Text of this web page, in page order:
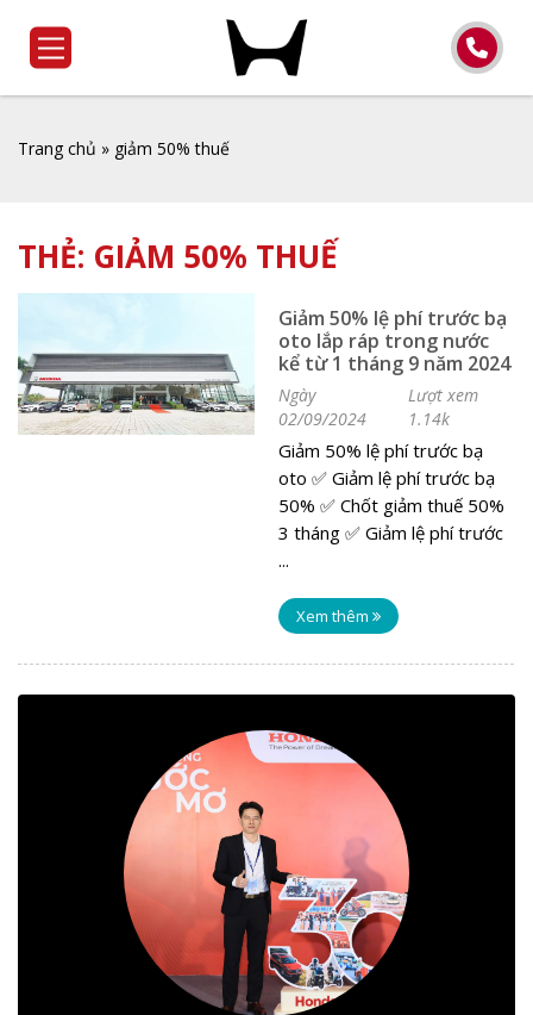
Trang chủ » giảm 50% thuế
THẺ: GIẢM 50% THUẾ
Giảm 50% lệ phí trước bạ
oto lắp ráp trong nước
kể từ 1 tháng 9 năm 2024
Ngày
02/09/2024
Lượt xem
1.14k
Giảm 50% lệ phí trước bạ
oto ✅ Giảm lệ phí trước bạ
50% ✅ Chốt giảm thuế 50%
3 tháng ✅ Giảm lệ phí trước
...
Xem thêm